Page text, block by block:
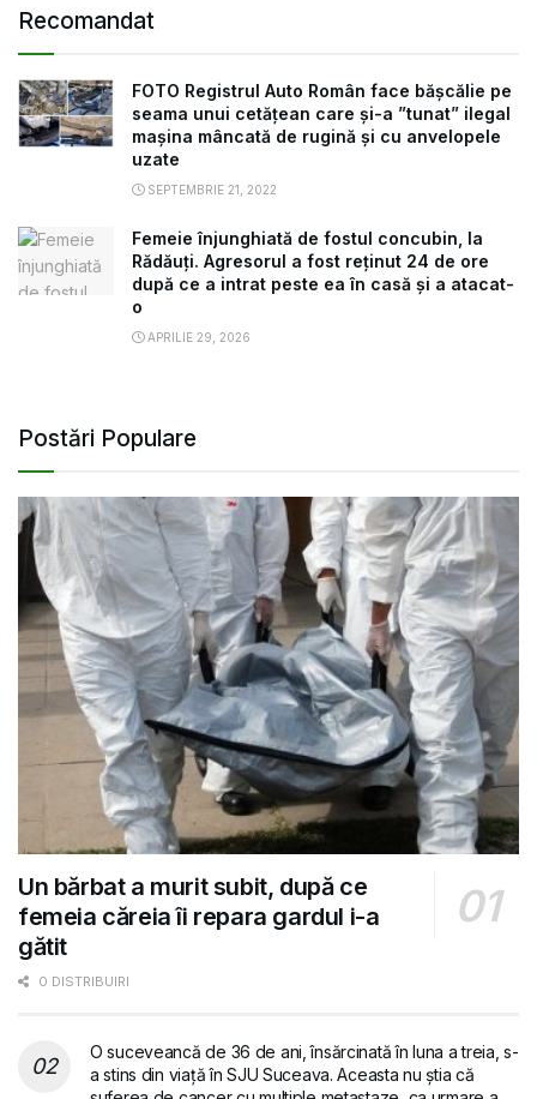
Recomandat
FOTO Registrul Auto Român face bășcălie pe
seama unui cetățean care și-a ”tunat” ilegal
mașina mâncată de rugină și cu anvelopele
uzate
SEPTEMBRIE 21, 2022
Femeie înjunghiată de fostul concubin, la
Rădăuți. Agresorul a fost reținut 24 de ore
după ce a intrat peste ea în casă și a atacat-
o
APRILIE 29, 2026
Postări Populare
Un bărbat a murit subit, după ce
femeia căreia îi repara gardul i-a
gătit
0 DISTRIBUIRI
O suceveancă de 36 de ani, însărcinată în luna a treia, s-
a stins din viață în SJU Suceava. Aceasta nu știa că